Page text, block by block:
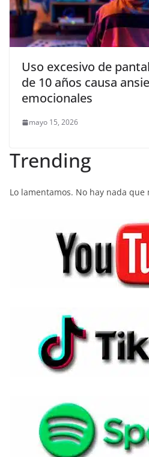
Uso excesivo de
de 10 años causa
emocionales
mayo 15, 2026
Trending
Lo lamentamos. No hay nada que